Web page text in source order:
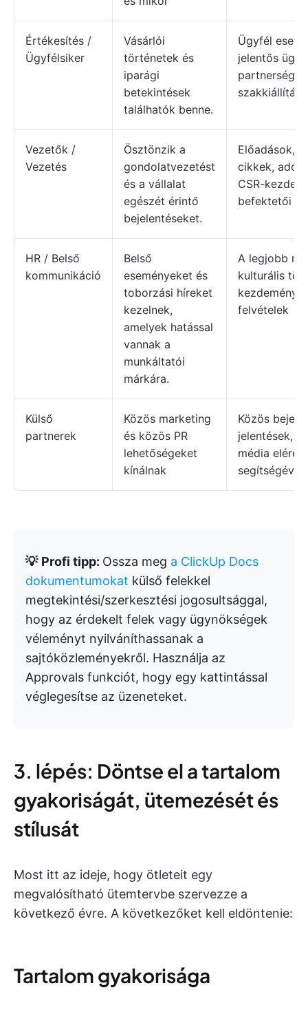
Értékesítés /
Ügyfélsiker
Vásárlói
történetek és
iparági
betekintések
találhatók benne.
Ügyfél
jelentős
Vezetők /
Vezetés
Ösztönzik a
gondolatvezetést
és a vállalat
egészét érintő
bejelentéseket.
Előadások,
cikkek,
CSR-
befektetői
HR / Belső
kommunikáció
Belső
eseményeket és
toborzási híreket
kezelnek,
amelyek hatással
vannak a
munkáltatói
márkára.
A legjobb
kulturális
felvételek
Külső
partnerek
Közös marketing
és közös PR
lehetőségeket
kínálnak
Közös
jelentések,
média
segítségével
💡 Profi tipp: Ossza meg a ClickUp Docs
dokumentumokat külső felekkel
megtekintési/szerkesztési jogosultsággal,
hogy az érdekelt felek vagy ügynökségek
véleményt nyilváníthassanak a
sajtóközleményekről. Használja az
Approvals funkciót, hogy egy kattintással
véglegesítse az üzeneteket.
3. lépés: Döntse el a tartalom
gyakoriságát, ütemezését és
stílusát
Most itt az ideje, hogy ötleteit egy
megvalósítható ütemtervbe szervezze a
következő évre. A következőket kell eldöntenie:
Tartalom gyakorisága